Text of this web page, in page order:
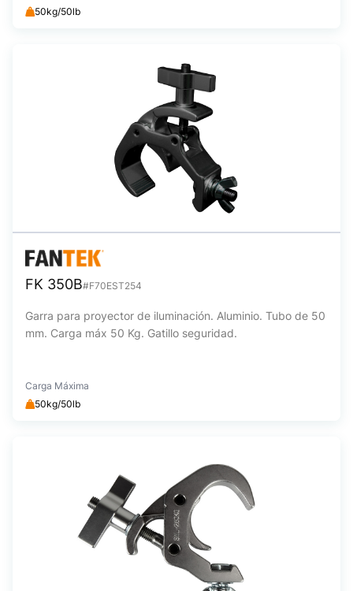
50kg/50lb
FK 350B#F70EST254
Garra para proyector de iluminación. Aluminio. Tubo de 50
mm. Carga máx 50 Kg. Gatillo seguridad.
Carga Máxima
50kg/50lb